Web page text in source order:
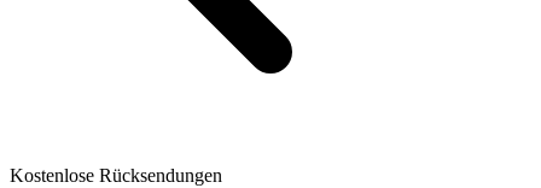
Kostenlose Rücksendungen